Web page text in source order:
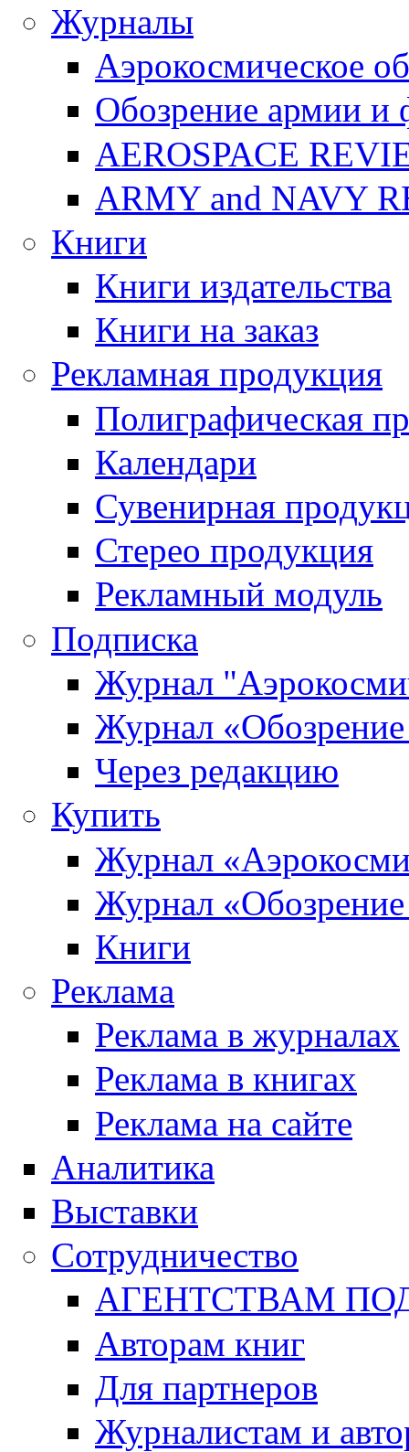
Журналы
Аэрокосмическое
Обозрение армии и
AEROSPACE
ARMY and NAVY
Книги
Книги издательства
Книги на заказ
Рекламная продукция
Полиграфическая
Календари
Сувенирная
Стерео продукция
Рекламный модуль
Подписка
Журнал
Журнал
Через редакцию
Купить
Журнал
Журнал
Книги
Реклама
Реклама в журналах
Реклама в книгах
Реклама на сайте
Аналитика
Выставки
Сотрудничество
АГЕНТСТВАМ
Авторам книг
Для партнеров
Журналистам и